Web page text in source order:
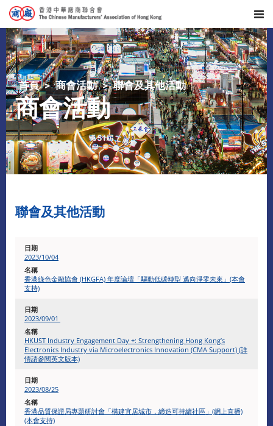
首頁 商會活動 聯會及其他活動
商會活動
聯會及其他活動
2023/10/04
香港綠色金融協會 (HKGFA) 年度論壇「驅動低碳轉型 邁向淨零未來」(本會
支持)
2023/09/01
HKUST Industry Engagement Day +: Strengthening Hong Kong’s
Electronics Industry via Microelectronics Innovation (CMA Support) (詳
情請參閱英文版本)
2023/08/25
香港品質保證局專題研討會「構建宜居城市，締造可持續社區」(網上直播)
(本會支持)